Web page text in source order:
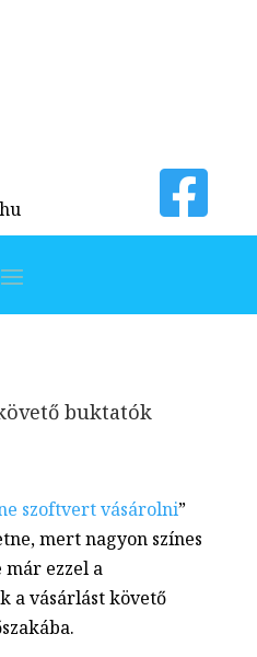
buktatók
szoftvert vásárolni”
mert nagyon színes
már ezzel a
a vásárlást követő